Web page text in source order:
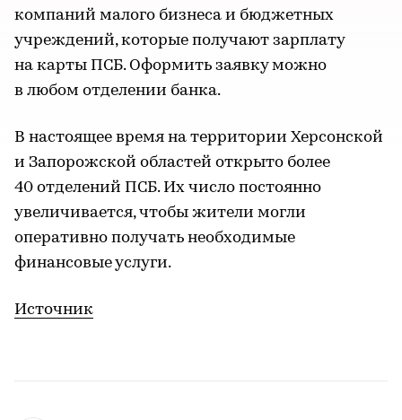
компаний малого бизнеса и бюджетных
учреждений, которые получают зарплату
на карты ПСБ. Оформить заявку можно
в любом отделении банка.
В настоящее время на территории Херсонской
и Запорожской областей открыто более
40 отделений ПСБ. Их число постоянно
увеличивается, чтобы жители могли
оперативно получать необходимые
финансовые услуги.
Источник